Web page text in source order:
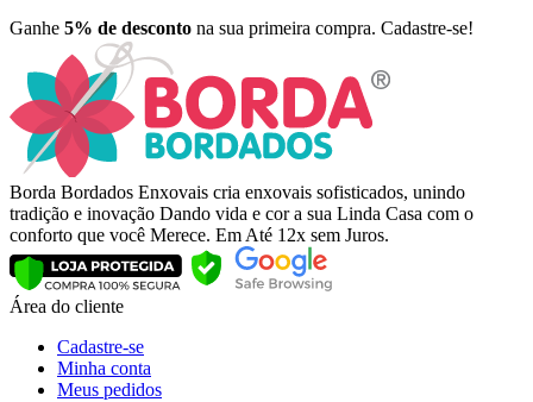
Ganhe 5% de desconto na sua primeira compra. Cadastre-se!
Borda Bordados Enxovais cria enxovais sofisticados, unindo
tradição e inovação Dando vida e cor a sua Linda Casa com o
conforto que você Merece. Em Até 12x sem Juros.
Área do cliente
Cadastre-se
Minha conta
Meus pedidos